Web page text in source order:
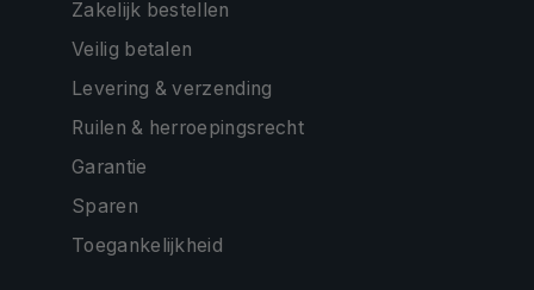
Zakelijk bestellen
Veilig betalen
Levering & verzending
Ruilen & herroepingsrecht
Garantie
Sparen
Toegankelijkheid